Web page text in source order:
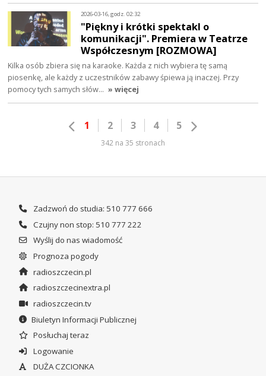
2026-03-16, godz. 02:32
"Piękny i krótki spektakl o
komunikacji". Premiera w Teatrze
Współczesnym [ROZMOWA]
Kilka osób zbiera się na karaoke. Każda z nich wybiera tę samą
piosenkę, ale każdy z uczestników zabawy śpiewa ją inaczej. Przy
pomocy tych samych słów… » więcej
1 2 3 4 5
342 na 35 stronach
Zadzwoń do studia: 510 777 666
Czujny non stop: 510 777 222
Wyślij do nas wiadomość
Prognoza pogody
radioszczecin.pl
radioszczecinextra.pl
radioszczecin.tv
Biuletyn Informacji Publicznej
Posłuchaj teraz
Logowanie
DUŻA CZCIONKA